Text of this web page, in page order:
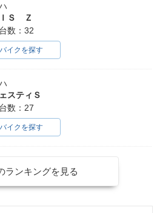
Ｓ Ｚ
数：32
バイクを探す
スティＳ
数：27
バイクを探す
ランキングを見る